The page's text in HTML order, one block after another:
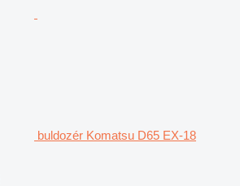
buldozér Komatsu D65 EX-18